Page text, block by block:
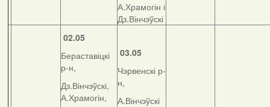
А.Храмогін і
Дз.Вінчэўскі
02.05
Бераставіцкі
р-н,
Дз.Вінчэўскі,
А.Храмогін,
03.05
Чэрвенскі р-
н,
А.Вінчэўскі